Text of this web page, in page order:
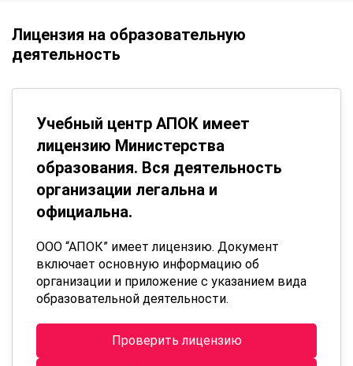
Лицензия на образовательную
деятельность
Учебный центр АПОК имеет
лицензию Министерства
образования. Вся деятельность
организации легальна и
официальна.
ООО “АПОК” имеет лицензию. Документ
включает основную информацию об
организации и приложение с указанием вида
образовательной деятельности.
Проверить лицензию